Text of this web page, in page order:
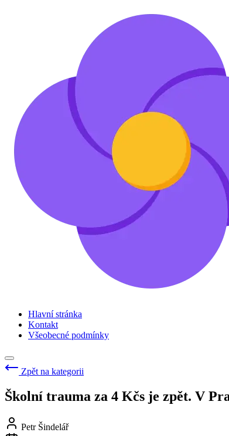
Hlavní stránka
Kontakt
Všeobecné podmínky
Zpět na kategorii
Školní trauma za 4 Kčs je zpět. V
Petr Šindelář